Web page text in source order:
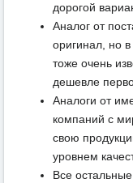
дорогой
Аналог от
оригинал, но в
тоже очень
дешевле
Аналоги от
компаний с
свою
уровнем
Все